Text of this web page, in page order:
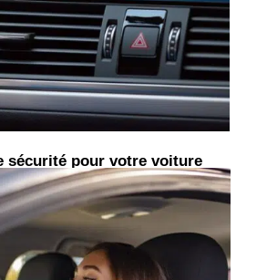
sécurité pour votre voiture